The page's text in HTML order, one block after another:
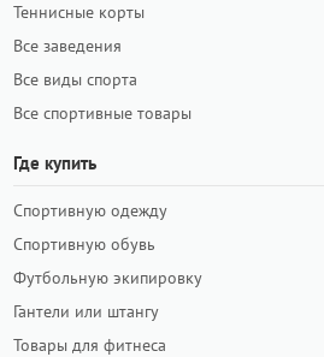
Теннисные корты
Все заведения
Все виды спорта
Все спортивные товары
Где купить
Спортивную одежду
Спортивную обувь
Футбольную экипировку
Гантели или штангу
Товары для фитнеса